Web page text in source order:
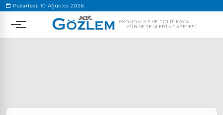
Pazartesi, 10 Ağustos 2026
EKONOMIYE VE POLITIKAYA
YÖN VERENLERIN GAZETESI